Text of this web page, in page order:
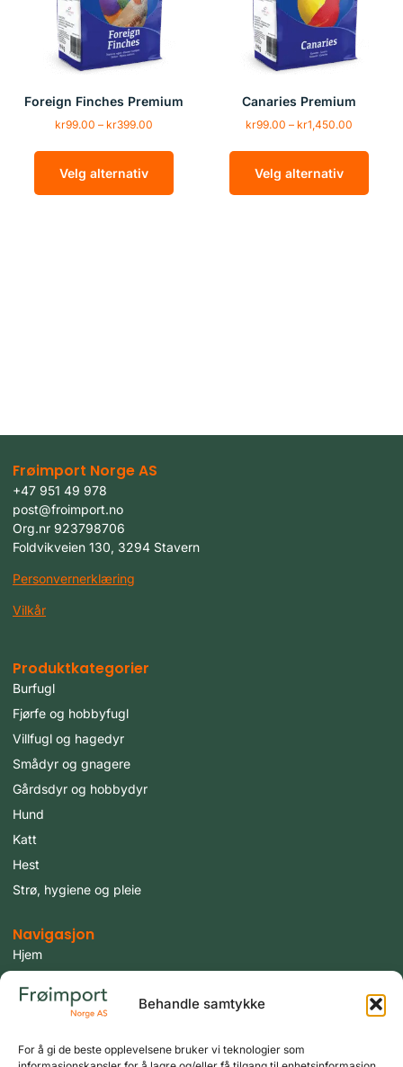
Behandle samtykke
For å gi de beste opplevelsene bruker vi teknologier som
Foreign Finches Premium
kr99.00 – kr399.00
Velg alternativ
Canaries Premium
kr99.00 – kr1,450.00
Velg alternativ
Frøimport Norge AS
+47 951 49 978
post@froimport.no
Org.nr 923798706
Foldvikveien 130, 3294 Stavern
Personvernerklæring
Vilkår
Produktkategorier
Burfugl
Fjørfe og hobbyfugl
Villfugl og hagedyr
Smådyr og gnagere
Gårdsdyr og hobbydyr
Hund
Katt
Hest
Strø, hygiene og pleie
Navigasjon
Hjem
Fugler
Aktuelt